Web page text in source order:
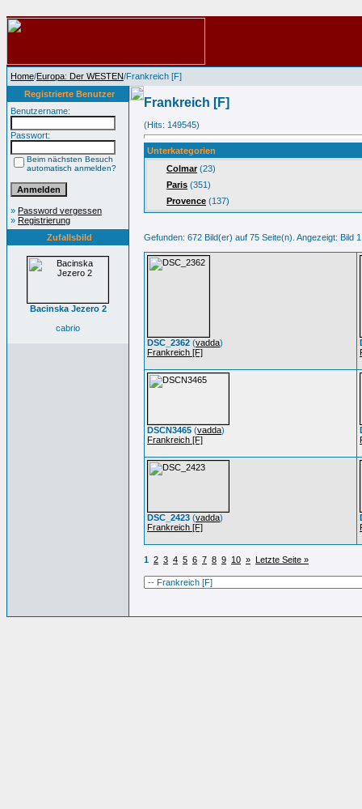
Home/Europa: Der WESTEN/Frankreich [F]
Registrierte Benutzer
Benutzername:
Passwort:
Beim nächsten Besuch
automatisch anmelden?
» Password vergessen
» Registrierung
Zufallsbild
Bacinska Jezero 2
cabrio
Frankreich [F]
(Hits: 149545)
Unterkategorien
Colmar(23)
Paris (351)
Provence (137)
Gefunden: 672 Bild(er) auf 75 Seite(n). Angezeigt: Bild
DSC_2362 (vadda)
Frankreich [F]
DSCN3465 (vadda)
Frankreich [F]
DSC_2423 (vadda)
Frankreich [F]
1 2 3 4 5 6 7 8 9 10 » Letzte Seite »